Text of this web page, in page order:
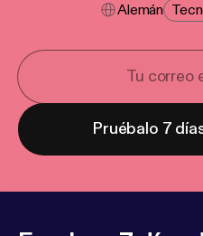
Alemán
Pruébalo 7